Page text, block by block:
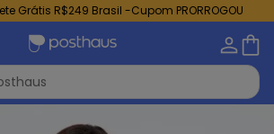
Grátis R$249 Brasil -Cupom PRORROGOU